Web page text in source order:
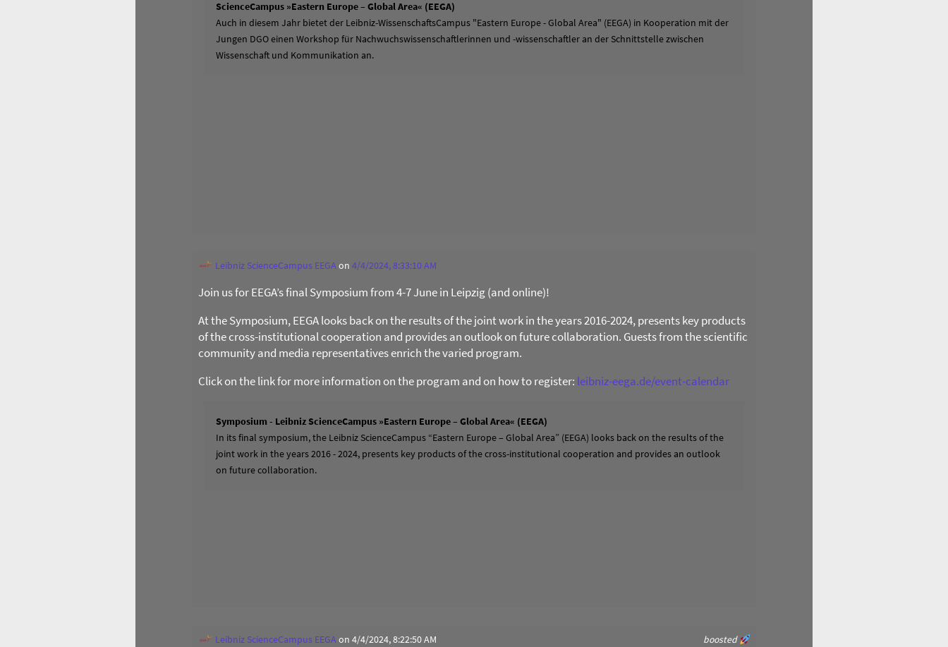
ScienceCampus »Eastern Europe – Global Area« (EEGA)
Auch in diesem Jahr bietet der Leibniz-WissenschaftsCampus "Eastern Europe - Global Area" (EEGA) in Kooperation mit der
Jungen DGO einen Workshop für Nachwuchswissenschaftlerinnen und -wissenschaftler an der Schnittstelle zwischen
Wissenschaft und Kommunikation an.
Leibniz ScienceCampus EEGAon 4/4/2024, 8:33:10 AM
Join us for EEGA’s final Symposium from 4-7 June in Leipzig (and online)!
At the Symposium, EEGA looks back on the results of the joint work in the years 2016-2024, presents key products
of the cross-institutional cooperation and provides an outlook on future collaboration. Guests from the scientific
community and media representatives enrich the varied program.
Click on the link for more information on the program and on how to register: leibniz-eega.de/event-calendar
Symposium - Leibniz ScienceCampus »Eastern Europe – Global Area« (EEGA)
In its final symposium, the Leibniz ScienceCampus “Eastern Europe – Global Area” (EEGA) looks back on the results of the
joint work in the years 2016 - 2024, presents key products of the cross-institutional cooperation and provides an outlook
on future collaboration.
boosted
Leibniz ScienceCampus EEGAon 4/4/2024, 8:22:50 AM